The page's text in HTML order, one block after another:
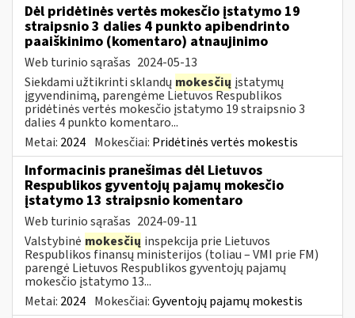
Dėl pridėtinės vertės mokesčio įstatymo 19
straipsnio 3 dalies 4 punkto apibendrinto
paaiškinimo (komentaro) atnaujinimo
Web turinio sąrašas 2024-05-13
Siekdami užtikrinti sklandų mokesčių įstatymų
įgyvendinimą, parengėme Lietuvos Respublikos
pridėtinės vertės mokesčio įstatymo 19 straipsnio 3
dalies 4 punkto komentaro...
Metai: 2024 Mokesčiai: Pridėtinės vertės mokestis
Informacinis pranešimas dėl Lietuvos
Respublikos gyventojų pajamų mokesčio
įstatymo 13 straipsnio komentaro
Web turinio sąrašas 2024-09-11
Valstybinė mokesčių inspekcija prie Lietuvos
Respublikos finansų ministerijos (toliau – VMI prie FM)
parengė Lietuvos Respublikos gyventojų pajamų
mokesčio įstatymo 13...
Metai: 2024 Mokesčiai:Gyventojų pajamų mokestis